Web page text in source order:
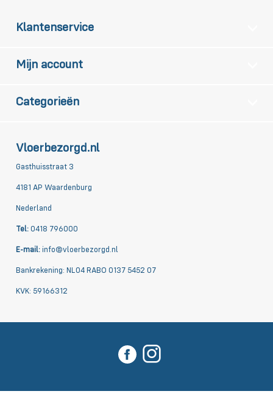
Vloerbezorgd.nl
Gasthuisstraat 3
4181 AP Waardenburg
Nederland
Tel: 0418 796000
E-mail: info@vloerbezorgd.nl
Bankrekening: NL04 RABO 0137 5452 07
KVK: 59166312
Klantenservice
Mijn account
Categorieën